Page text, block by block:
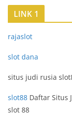
LINK 1
rajaslot
slot dana
situs judi rusia
slot88 Daftar Situs
slot 88